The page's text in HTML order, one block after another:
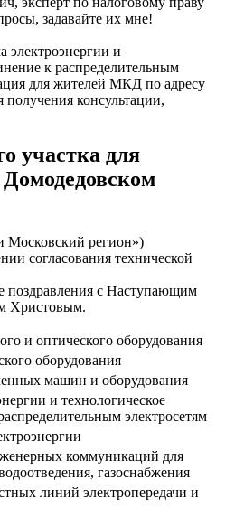
задавайте их мне!
электроэнергии и
к распределительным
для жителей МКД по адресу
получения консультации,
участка для
Домодедовском
регион»)
согласования технической
поздравления с Наступающим
Христовым.
и оптического оборудования
оборудования
машин и оборудования
и технологическое
электросетям
коммуникаций для
газоснабжения
линий электропередачи и